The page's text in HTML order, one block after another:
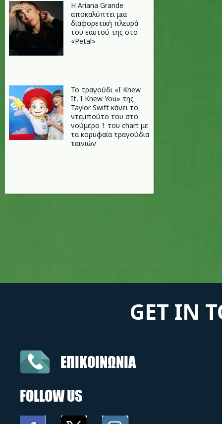
Η Ariana Grande
αποκαλύπτει μια
διαφορετική πλευρά
του εαυτού της στο
«Petal»
Το τραγούδι «I Knew
It, I Knew You» της
Taylor Swift κάνει το
ντεμπούτο του στο
νούμερο 1 του chart με
τα κορυφαία τραγούδια
ταινιών
GET IN
ΕΠΙΚΟΙΝΩΝΙΑ
FOLLOW US